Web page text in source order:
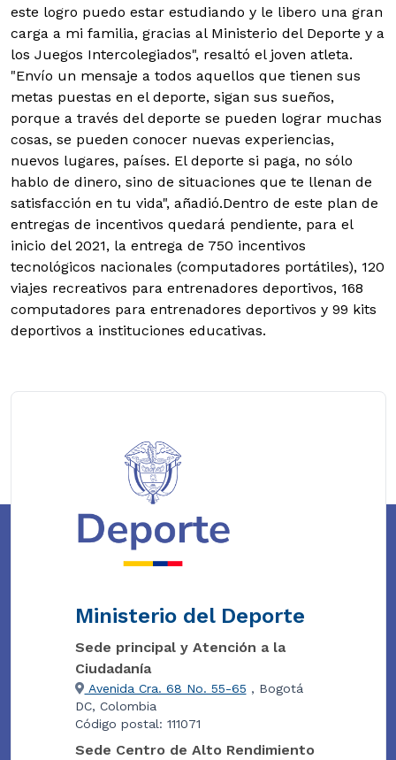
este logro puedo estar estudiando y le libero una gran
carga a mi familia, gracias al Ministerio del Deporte y a
los Juegos Intercolegiados", resaltó el joven atleta.
"Envío un mensaje a todos aquellos que tienen sus
metas puestas en el deporte, sigan sus sueños,
porque a través del deporte se pueden lograr muchas
cosas, se pueden conocer nuevas experiencias,
nuevos lugares, países. El deporte si paga, no sólo
hablo de dinero, sino de situaciones que te llenan de
satisfacción en tu vida", añadió.Dentro de este plan de
entregas de incentivos quedará pendiente, para el
inicio del 2021, la entrega de 750 incentivos
tecnológicos nacionales (computadores portátiles), 120
viajes recreativos para entrenadores deportivos, 168
computadores para entrenadores deportivos y 99 kits
deportivos a instituciones educativas.
Ministerio del Deporte
Sede principal y Atención a la
Ciudadanía
Avenida Cra. 68 No. 55-65 , Bogotá
DC, Colombia
Código postal: 111071
Sede Centro de Alto Rendimiento